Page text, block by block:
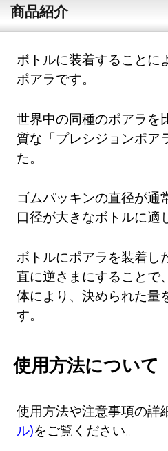
商品紹介
ボトルに装着することに
ポアラです。
世界中の同種のポアラを
質な「プレシジョンポア
た。
ゴムパッキンの直径が通
口径が大きなボトルに適
ボトルにポアラを装着し
直に逆さまにすることで
体により、決められた量
す。
使用方法について
使用方法や注意事項の詳
ル)をご覧ください。